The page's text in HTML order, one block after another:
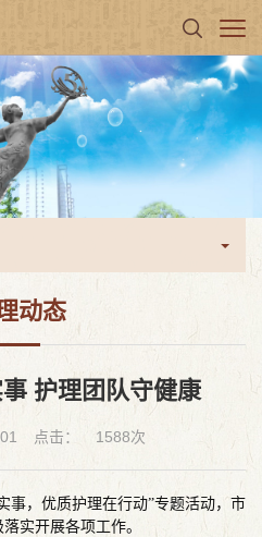
动态
护理团队守健康
点击： 1588次
，优质护理在行动”专题活动，市
实开展各项工作。